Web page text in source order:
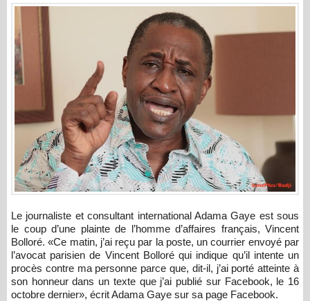
Le journaliste et consultant international Adama Gaye est sous
le coup d’une plainte de l’homme d’affaires français, Vincent
Bolloré. «Ce matin, j’ai reçu par la poste, un courrier envoyé par
l’avocat parisien de Vincent Bolloré qui indique qu’il intente un
procès contre ma personne parce que, dit-il, j’ai porté atteinte à
son honneur dans un texte que j’ai publié sur Facebook, le 16
octobre dernier», écrit Adama Gaye sur sa page Facebook.